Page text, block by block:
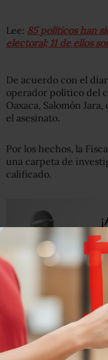
Lee: 85 políticos han
electoral; 11 de ellos
De acuerdo con el
operador político del
Oaxaca, Salomón
el asesinato.
Por los hechos, la
una carpeta de
calificado.